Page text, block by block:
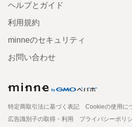
ヘルプとガイド
利用規約
minneのセキュリティ
お問い合わせ
特定商取引法に基づく表記
Cookieの使用に
広告識別子の取得・利用
プライバシーポリ